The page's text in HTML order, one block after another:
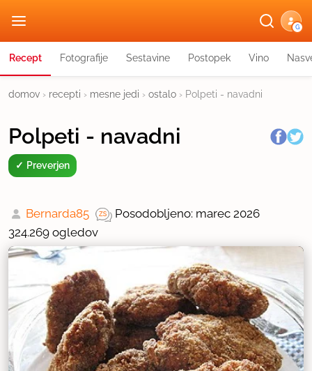
G
Recept Fotografije Sestavine Postopek Vino
domov › recepti › mesne jedi › ostalo › Polpeti - navadni
Polpeti - navadni
Preverjen
Bernarda85
Posodobljeno: marec 2026
324.269 ogledov